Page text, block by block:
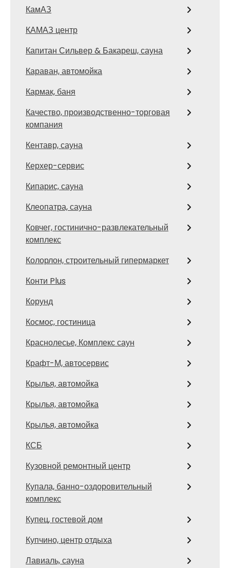
КамАЗ
КАМАЗ центр
Капитан Сильвер & Бакареш, сауна
Караван, автомойка
Кармак, баня
Качество, производственно-торговая
компания
Кентавр, сауна
Керхер-сервис
Кипарис, сауна
Клеопатра, сауна
Ковчег, гостинично-развлекательный
комплекс
Колорлон, строительный гипермаркет
Конти Plus
Корунд
Космос, гостиница
Краснолесье, Комплекс саун
Крафт-М, автосервис
Крылья, автомойка
Крылья, автомойка
Крылья, автомойка
КСБ
Кузовной ремонтный центр
Купала, банно-оздоровительный
комплекс
Купец, гостевой дом
Купчино, центр отдыха
Лавиаль, сауна